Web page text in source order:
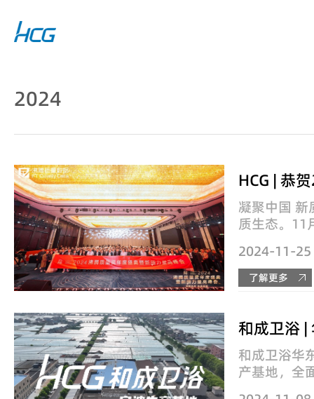
2024
凝聚中国 新
质生态。11
盛典暨新质
盛大举办。
着“奖优推
2024-11-25
了解更多
和成卫浴华
产基地，全